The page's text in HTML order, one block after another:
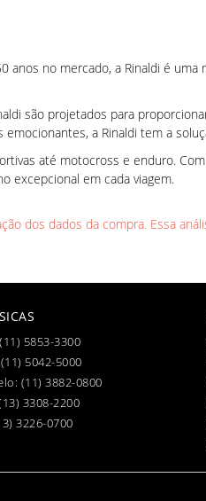
no mercado, a Rinaldi é
são projetados para
a Rinaldi tem a
até motocross e enduro.
excepcional em cada viagem.
dos dados da compra. Essa
(11) 5853-3300
(11) 5042-5000
(11) 3882-0800
3308-2200
3226-0700